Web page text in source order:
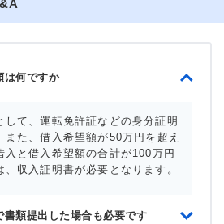
は何ですか
して、運転免許証などの身分証明
また、借入希望額が50万円を超え
入と借入希望額の合計が100万円
、収入証明書が必要となります。
書類提出した場合も必要です